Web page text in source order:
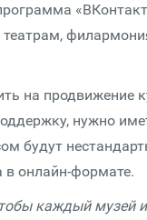
театрам,
на продвижение
нужно
будут
в онлайн-формате.
каждый музей